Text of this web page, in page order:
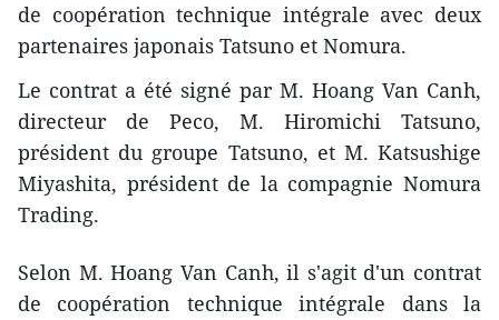
de coopération technique intégrale avec deux
partenaires japonais Tatsuno et Nomura.
Le contrat a été signé par M. Hoang Van Canh,
directeur de Peco, M. Hiromichi Tatsuno,
président du groupe Tatsuno, et M. Katsushige
Miyashita, président de la compagnie Nomura
Trading.
Selon M. Hoang Van Canh, il s'agit d'un contrat
de coopération technique intégrale dans la